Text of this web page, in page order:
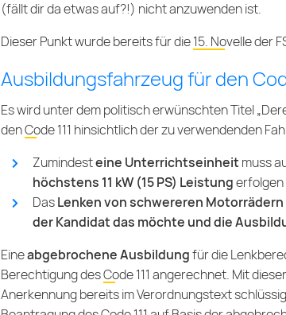
(fällt dir da etwas auf?!) nicht anzuwenden ist.
Dieser Punkt wurde bereits für die15. Novelle der
Ausbildungsfahrzeug für den
Es wird unter dem politisch erwünschten Titel
denCode 111 hinsichtlich der zu verwendenden
Zumindesteine Unterrichtseinheit muss
höchstens 11 kW (15 PS) Leistungerfolgen
DasLenken von schwereren Motorrädern
der Kandidat das möchte und die
Eineabgebrochene Ausbildungfür die
Berechtigung desCode 111 angerechnet. Mit
Anerkennung bereits im Verordnungstext